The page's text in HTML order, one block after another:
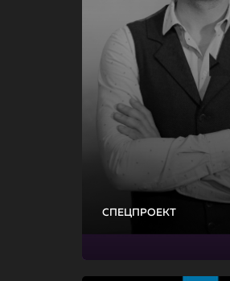
СПЕЦПРОЕКТ